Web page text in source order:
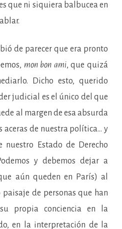
que ni siquiera balbucea en
parecer que era pronto
mon bon ami, que quizá
Dicho esto, querido
judicial es el único del que
al margen de esa absurda
de nuestra política… y
Estado de Derecho
y debemos dejar a
aún queden en París) al
paisaje de personas que han
propia conciencia en la
en la interpretación de la